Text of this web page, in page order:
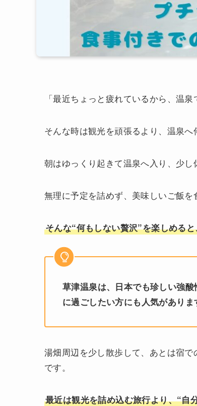
「最近ちょっと疲れているから、温
そんな時は観光を頑張るより、温泉へ
朝はゆっくり起きて温泉へ入り、少し
無理に予定を詰めず、美味しいご飯を
そんな“何もしない贅沢”を楽しめる
草津温泉は、日本でも珍しい強
に過ごしたい方にも人気がありま
湯畑周辺を少し散歩して、あとは宿
です。
最近は観光を詰め込む旅行より、“自